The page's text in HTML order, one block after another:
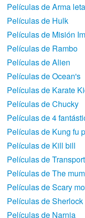
Películas de Arma
Películas de Hulk
Películas de Misión
Películas de Rambo
Películas de Alien
Películas de Ocean's
Películas de Karate
Películas de Chucky
Películas de 4
Películas de Kung fu
Películas de Kill bill
Películas de
Películas de The
Películas de Scary
Películas de
Películas de Narnia